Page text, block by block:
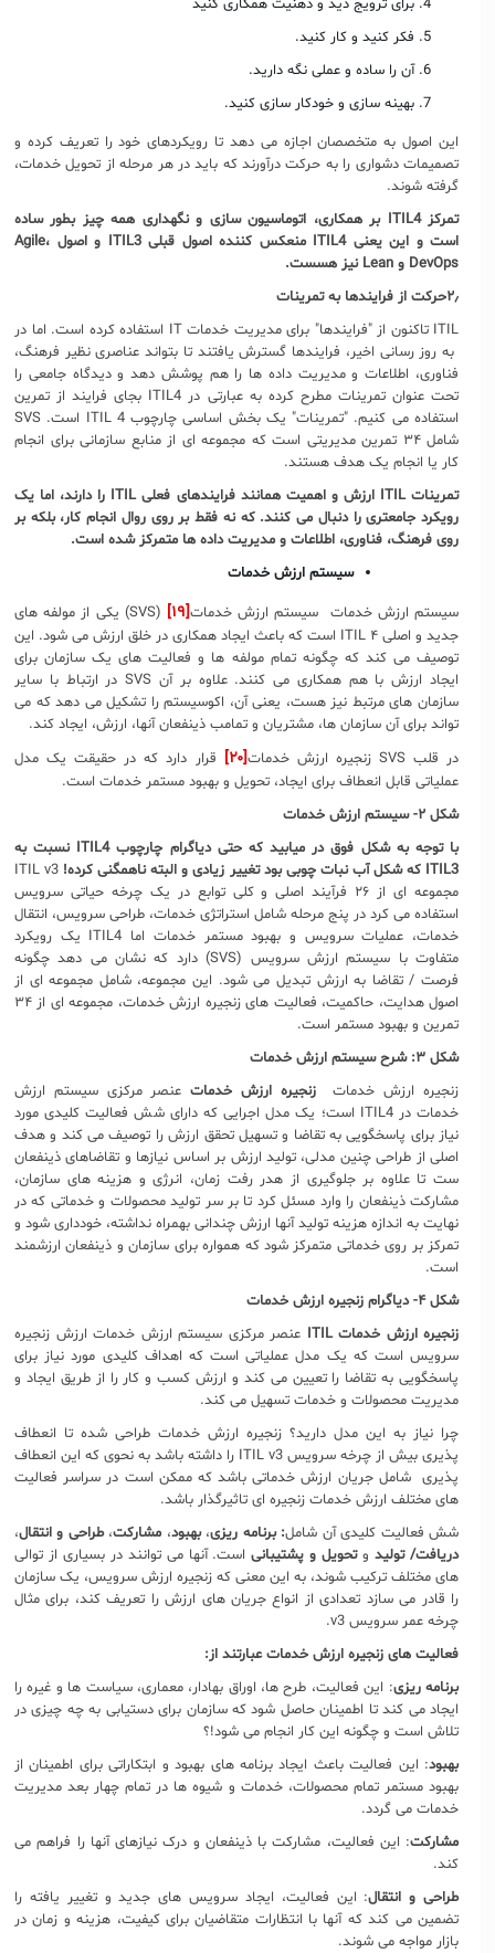
برای ترویج دید و ذهنیت همکاری کنید
فکر کنید و کار کنید.
آن را ساده و عملی نگه دارید.
بهینه سازی و خودکار سازی کنید.
این اصول به متخصصان اجازه می دهد تا رویکردهای خود را تعریف کرده و
تصمیمات دشواری را به حرکت درآورند که باید در هر مرحله از تحویل خدمات،
گرفته شوند.
تمرکزITIL4 بر همکاری، اتوماسیون سازی و نگهداری همه چیز بطور ساده
است و این یعنیITIL4 منعکس کننده اصول قبلیITIL3 و اصول Agile،
DevOps و Lean نیز هسست.
۲٫حرکت از فرایندها به تمرینات
ITIL تاکنون از "فرایندها" برای مدیریت خدمات IT استفاده کرده است. اما در
به روز رسانی اخیر، فرایندها گسترش یافتند تا بتواند عناصری نظیر فرهنگ،
فناوری، اطلاعات و مدیریت داده ها را هم پوشش دهد و دیدگاه جامعی را
تحت عنوان تمرینات مطرح کرده به عبارتی در ITIL4 بجای فرایند از تمرین
استفاده می کنیم. "تمرینات" یک بخش اساسی چارچوب ITIL 4 است. SVS
شامل ۳۴ تمرین مدیریتی است که مجموعه ای از منابع سازمانی برای انجام
کار یا انجام یک هدف هستند.
تمریناتITIL ارزش و اهمیت همانند فرایندهای فعلیITIL را دارند، اما یک
رویکرد جامعتری را دنبال می کنند. که نه فقط بر روی روال انجام کار، بلکه بر
روی فرهنگ، فناوری، اطلاعات و مدیریت داده ها متمرکز شده است.
سیستم ارزش خدمات
سیستم ارزش خدمات سیستم ارزش خدمات[۱۹]
(SVS) یکی از مولفه های
جدید و اصلی ITIL ۴ است که باعث ایجاد همکاری در خلق ارزش می شود. این
توصیف می کند که چگونه تمام مولفه ها و فعالیت های یک سازمان برای
ایجاد ارزش با هم همکاری می کنند. علاوه بر آن SVS در ارتباط با سایر
سازمان های مرتبط نیز هست، یعنی آن، اکوسیستم را تشکیل می دهد که می
تواند برای آن سازمان ها، مشتریان و تمامب ذینفعان آنها، ارزش، ایجاد کند.
در قلب SVS زنجیره ارزش خدمات
[۲۰]
قرار دارد که در حقیقت یک مدل
عملیاتی قابل انعطاف برای ایجاد، تحویل و بهبود مستمر خدمات است.
شکل ۲- سیستم ارزش خدمات
با توجه به شکل فوق در میابید که حتی دیاگرام چارچوبITIL4 نسبت به
ITIL3 که شکل آب نبات چوبی بود تغییر زیادی و البته ناهمگنی کرده! ITIL v3
مجموعه ای از ۲۶ فرآیند اصلی و کلی توابع در یک چرخه حیاتی سرویس
استفاده می کرد در پنج مرحله شامل استراتژی خدمات، طراحی سرویس، انتقال
خدمات، عملیات سرویس و بهبود مستمر خدمات اما ITIL4 یک رویکرد
متفاوت با سیستم ارزش سرویس (SVS) دارد که نشان می دهد چگونه
فرصت / تقاضا به ارزش تبدیل می شود. این مجموعه، شامل مجموعه ای از
اصول هدایت، حاکمیت، فعالیت های زنجیره ارزش خدمات، مجموعه ای از ۳۴
تمرین و بهبود مستمر است.
شکل ۳: شرح سیستم ارزش خدمات
زنجیره ارزش خدماتزنجیره ارزش خدمات عنصر مرکزی سیستم ارزش
خدمات در ITIL4 است؛ یک مدل اجرایی که دارای شش فعالیت کلیدی مورد
نیاز برای پاسخگویی به تقاضا و تسهیل تحقق ارزش را توصیف می کند و هدف
اصلی از طراحی چنین مدلی، تولید ارزش بر اساس نیازها و تقاضاهای ذینفعان
ست تا علاوه بر جلوگیری از هدر رفت زمان، انرژی و هزینه های سازمان،
مشارکت ذینفعان را وارد مسئل کرد تا بر سر تولید محصولات و خدماتی که در
نهایت به اندازه هزینه تولید آنها ارزش چندانی بهمراه نداشته، خودداری شود و
تمرکز بر روی خدماتی متمرکز شود که همواره برای سازمان و ذینفعان ارزشمند
است.
شکل ۴- دیاگرام زنجیره ارزش خدمات
زنجیره ارزش خدمات ITIL
عنصر مرکزی سیستم ارزش خدمات ارزش زنجیره
سرویس است که یک مدل عملیاتی است که اهداف کلیدی مورد نیاز برای
پاسخگویی به تقاضا را تعیین می کند و ارزش کسب و کار را از طریق ایجاد و
مدیریت محصولات و خدمات تسهیل می کند.
چرا نیاز به این مدل دارید؟ زنجیره ارزش خدمات طراحی شده تا انعطاف
پذیری بیش از چرخه سرویس ITIL v3 را داشته باشد به نحوی که این انعطاف
پذیری شامل جریان ارزش خدماتی باشد که ممکن است در سراسر فعالیت
های مختلف ارزش خدمات زنجیره ای تاثیرگذار باشد.
شش فعالیت کلیدی آن شامل: برنامه ریزی،بهبود،مشارکت،طراحی و انتقال،
دریافت/ تولیدوتحویل و پشتیبانیاست. آنها می توانند در بسیاری از توالی
های مختلف ترکیب شوند، به این معنی که زنجیره ارزش سرویس، یک سازمان
را قادر می سازد تعدادی از انواع جریان های ارزش را تعریف کند، برای مثال
چرخه عمر سرویس v3.
فعالیت های زنجیره ارزش خدمات عبارتند از:
برنامه ریزی: این فعالیت، طرح ها، اوراق بهادار، معماری، سیاست ها و غیره را
ایجاد می کند تا اطمینان حاصل شود که سازمان برای دستیابی به چه چیزی در
تلاش است و چگونه این کار انجام می شود!؟
بهبود: این فعالیت باعث ایجاد برنامه های بهبود و ابتکاراتی برای اطمینان از
بهبود مستمر تمام محصولات، خدمات و شیوه ها در تمام چهار بعد مدیریت
خدمات می گردد.
مشارکت: این فعالیت، مشارکت با ذینفعان و درک نیازهای آنها را فراهم می
کند.
طراحی و انتقال: این فعالیت، ایجاد سرویس های جدید و تغییر یافته را
تضمین می کند که آنها با انتظارات متقاضیان برای کیفیت، هزینه و زمان در
بازار مواجه می شوند.